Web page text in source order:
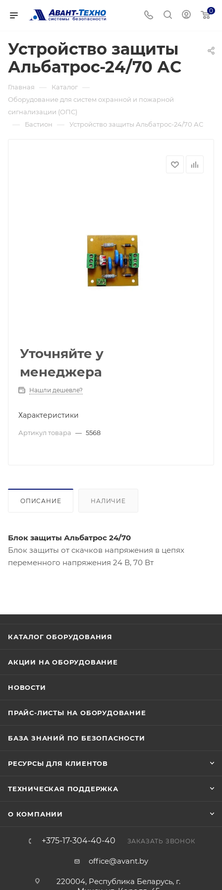
0
Устройство защиты
Альбатрос-24/70 АС
Главная — Каталог —
Оборудование для систем охранной и пожарной
сигнализации (ОПС)
— Бастион — Устройство защиты Альбатрос-24/70 АС
Уточняйте у
менеджера
Нашли дешевле?
Характеристики
Артикул товара — 5568
ОПИСАНИЕ НАЛИЧИЕ
Блок защиты Альбатрос 24/70
Блок защиты от скачков напряжения в цепях
переменного напряжения 24 В, 70 Вт
КАТАЛОГ ОБОРУДОВАНИЯ
АКЦИИ НА ОБОРУДОВАНИЕ
НОВОСТИ
ПРАЙС-ЛИСТЫ НА ОБОРУДОВАНИЕ
БАЗА ЗНАНИЙ ПО БЕЗОПАСНОСТИ
РЕСУРСЫ ДЛЯ КЛИЕНТОВ
ТЕХНИЧЕСКАЯ ПОДДЕРЖКА
О КОМПАНИИ
+375-17-304-40-40 ЗАКАЗАТЬ ЗВОНОК
office@avant.by
220004, Республика Беларусь, г.